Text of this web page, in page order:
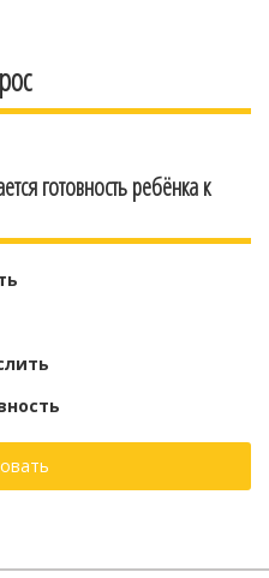
готовность ребёнка к